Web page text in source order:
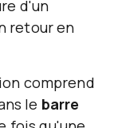
d'un
retour en
comprend
le barre